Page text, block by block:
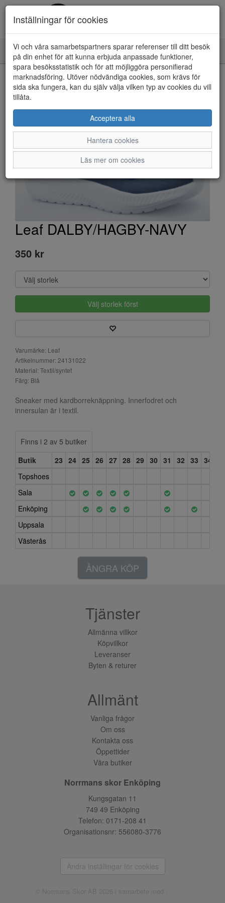
Toggle
navigation
HEM
Leaf DALBY/HAGBY-NAVY
350 kr
Välj storlek först
Varumärke: Leaf
Artikelnummer: 24131022
Material: Textil/syntet
Färg: Blå
Sneaker med kardborreknäppning. Innerfodret och
innersulan är i textil.
Finns i 2 av 5 butiker
Butik
23 24 25 26 27 28 29 30 31 32 33 34
Topshoes
Sala
Enköping
Uppsala
Västerås
ÅNGRA KÖP
Inställningar för cookies
Vi och våra samarbetspartners sparar referenser till ditt besök
på din enhet för att kunna erbjuda anpassade funktioner,
spara besöksstatistik och för att möjliggöra personifierad
marknadsföring. Utöver nödvändiga cookies, som krävs för
sida ska fungera, kan du själv välja vilken typ av cookies du vill
tillåta.
Acceptera alla
Hantera cookies
Läs mer om cookies
Tjänster
Allmänna villkor
Köpvillkor
Leveranser
Byten & returer
Allmänt
Vanliga frågor
Om oss
Kontakta oss
Öppettider
Våra butiker
Norrmans skor Enköping
Kungsgatan 11
749 49 Enköping
Telefon: 0171-208 41
Organisationsnr: 556080-3776
Ändra inställingar för cookies